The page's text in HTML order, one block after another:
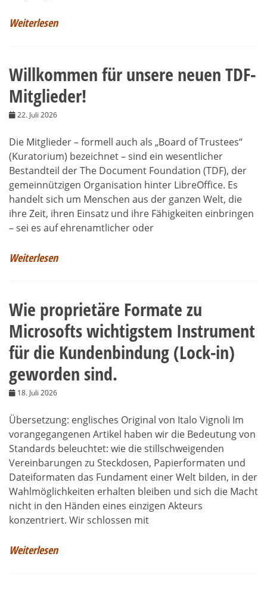
Weiterlesen
Willkommen für unsere neuen TDF-
Mitglieder!
22. Juli 2026
Die Mitglieder – formell auch als „Board of Trustees“
(Kuratorium) bezeichnet – sind ein wesentlicher
Bestandteil der The Document Foundation (TDF), der
gemeinnützigen Organisation hinter LibreOffice. Es
handelt sich um Menschen aus der ganzen Welt, die
ihre Zeit, ihren Einsatz und ihre Fähigkeiten einbringen
– sei es auf ehrenamtlicher oder
Weiterlesen
Wie proprietäre Formate zu
Microsofts wichtigstem Instrument
für die Kundenbindung (Lock-in)
geworden sind.
18. Juli 2026
Übersetzung: englisches Original von Italo Vignoli Im
vorangegangenen Artikel haben wir die Bedeutung von
Standards beleuchtet: wie die stillschweigenden
Vereinbarungen zu Steckdosen, Papierformaten und
Dateiformaten das Fundament einer Welt bilden, in der
Wahlmöglichkeiten erhalten bleiben und sich die Macht
nicht in den Händen eines einzigen Akteurs
konzentriert. Wir schlossen mit
Weiterlesen